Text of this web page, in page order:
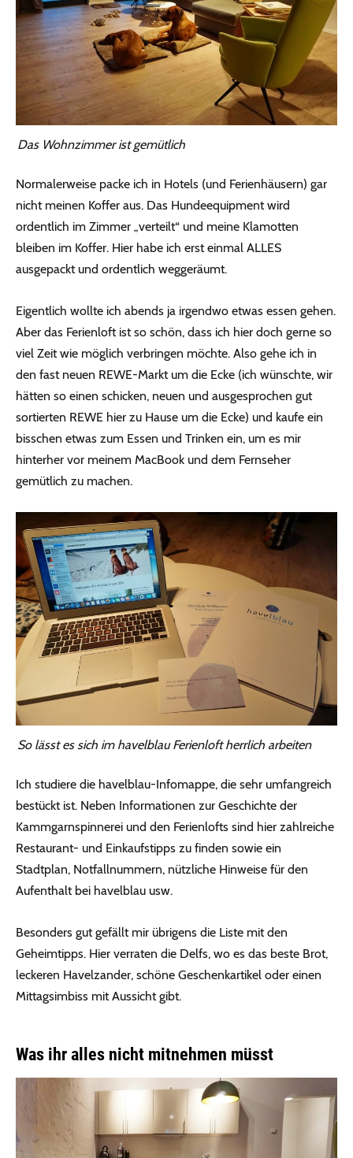
Das Wohnzimmer ist gemütlich
Normalerweise packe ich in Hotels (und Ferienhäusern) gar
nicht meinen Koffer aus. Das Hundeequipment wird
ordentlich im Zimmer „verteilt“ und meine Klamotten
bleiben im Koffer. Hier habe ich erst einmal ALLES
ausgepackt und ordentlich weggeräumt.
Eigentlich wollte ich abends ja irgendwo etwas essen gehen.
Aber das Ferienloft ist so schön, dass ich hier doch gerne so
viel Zeit wie möglich verbringen möchte. Also gehe ich in
den fast neuen REWE-Markt um die Ecke (ich wünschte, wir
hätten so einen schicken, neuen und ausgesprochen gut
sortierten REWE hier zu Hause um die Ecke) und kaufe ein
bisschen etwas zum Essen und Trinken ein, um es mir
hinterher vor meinem MacBook und dem Fernseher
gemütlich zu machen.
So lässt es sich im havelblau Ferienloft herrlich arbeiten
Ich studiere die havelblau-Infomappe, die sehr umfangreich
bestückt ist. Neben Informationen zur Geschichte der
Kammgarnspinnerei und den Ferienlofts sind hier zahlreiche
Restaurant- und Einkaufstipps zu finden sowie ein
Stadtplan, Notfallnummern, nützliche Hinweise für den
Aufenthalt bei havelblau usw.
Besonders gut gefällt mir übrigens die Liste mit den
Geheimtipps. Hier verraten die Delfs, wo es das beste Brot,
leckeren Havelzander, schöne Geschenkartikel oder einen
Mittagsimbiss mit Aussicht gibt.
Was ihr alles nicht mitnehmen müsst